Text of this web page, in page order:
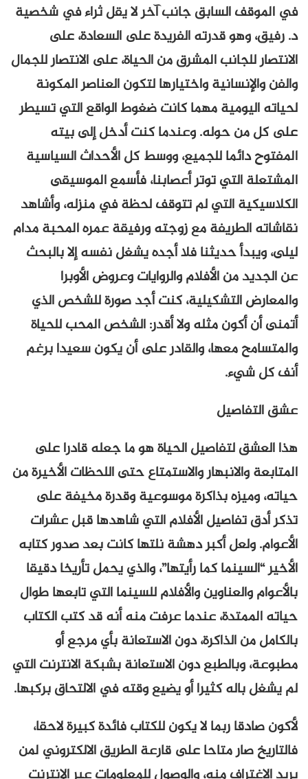
في الموقف السابق جانب آخر لا يقل ثراء في شخصية
د. رفيق، وهو قدرته الفريدة على السعادة، على
الانتصار للجانب المشرق من الحياة، على الانتصار للجمال
والفن والإنسانية واختيارها لتكون العناصر المكونة
لحياته اليومية مهما كانت ضغوط الواقع التي تسيطر
على كل من حوله. وعندما كنت أدخل إلى بيته
المفتوح دائما للجميع، ووسط كل الأحداث السياسية
المشتعلة التي توتر أعصابنا، فأسمع الموسيقى
الكلاسيكية التي لم تتوقف لحظة في منزله، وأشاهد
نقاشاته الطريفة مع زوجته ورفيقة عمره المحبة مدام
ليلى، ويبدأ حديثنا فلا أجده يشغل نفسه إلا بالبحث
عن الجديد من الأفلام والروايات وعروض الأوبرا
والمعارض التشكيلية، كنت أجد صورة للشخص الذي
أتمنى أن أكون مثله ولا أقدر: الشخص المحب للحياة
والمتسامح معها، والقادر على أن يكون سعيدا برغم
أنف كل شيء.
عشق التفاصيل
هذا العشق لتفاصيل الحياة هو ما جعله قادرا على
المتابعة والانبهار والاستمتاع حتى اللحظات الأخيرة من
حياته، وميزه بذاكرة موسوعية وقدرة مخيفة على
تذكر أدق تفاصيل الأفلام التي شاهدها قبل عشرات
الأعوام. ولعل أكبر دهشة نلتها كانت بعد صدور كتابه
الأخير “السينما كما رأيتها”، والذي يحمل تأريخا دقيقا
بالأعوام والعناوين والأفلام للسينما التي تابعها طوال
حياته الممتدة، عندما عرفت منه أنه قد كتب الكتاب
بالكامل من الذاكرة، دون الاستعانة بأي مرجع أو
مطبوعة، وبالطبع دون الاستعانة بشبكة الانترنت التي
لم يشغل باله كثيرا أو يضيع وقته في الالتحاق بركبها.
لأكون صادقا ربما لا يكون للكتاب فائدة كبيرة لاحقا،
فالتاريخ صار متاحا على قارعة الطريق الالكتروني لمن